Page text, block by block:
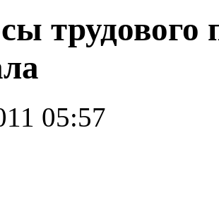
трудового
05:57